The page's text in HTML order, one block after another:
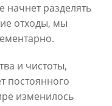
начнет разделять
отходы, мы
и чистоты,
постоянного
изменилось